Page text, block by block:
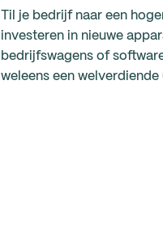
Til je bedrijf naar een
investeren in nieuwe
bedrijfswagens of
weleens een